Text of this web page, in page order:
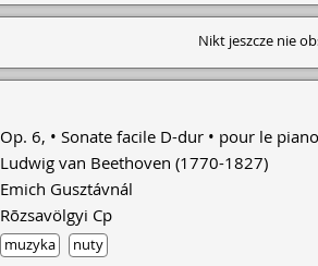
Nikt jeszcze nie
Op. 6, Sonate facile D-dur pour le
Ludwig van Beethoven (1770-1827)
Emich Gusztávnál
Rōzsavölgyi Cp
muzyka nuty